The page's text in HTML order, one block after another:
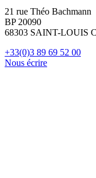
21 rue Théo Bachmann
BP 20090
68303 SAINT-LOUIS
+33(0)3 89 69 52 00
Nous écrire